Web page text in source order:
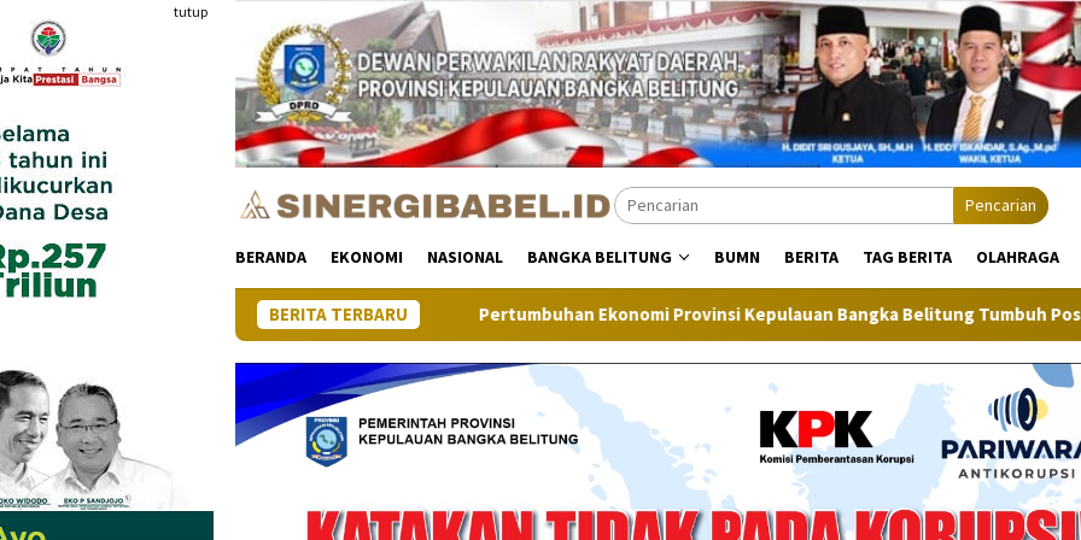
konten
tutup
Pencarian
BERANDA EKONOMI NASIONAL BANGKA BELITUNG BUMN BERITA TAG BERITA OLAHRAGA
BERITA TERBARU
Pertumbuhan Ekonomi Provinsi Kepulauan Bangka Belitung Tumbuh Positif Inflasi